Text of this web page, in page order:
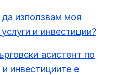
използвам моя
и инвестиции?
асистент по
инвестициите е